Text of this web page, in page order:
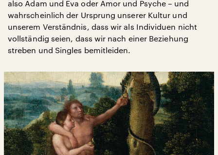
also Adam und Eva oder Amor und Psyche – und
wahrscheinlich der Ursprung unserer Kultur und
unserem Verständnis, dass wir als Individuen nicht
vollständig seien, dass wir nach einer Beziehung
streben und Singles bemitleiden.